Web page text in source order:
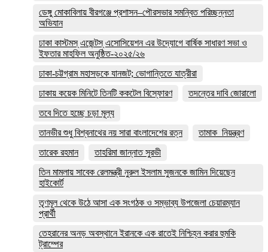
ডেঙ্গু মোকাবিলায় বীরগঞ্জে প্রশাসন–পৌরসভার সমন্বিত পরিচ্ছন্নতা
অভিযান
ঢাকা কাস্টমস্ এজেন্টস্ এসোসিয়েশন এর উদ্যোগে বার্ষিক সাধারণ সভা ও
ইফতার মাহফিল অনুষ্ঠিত-২০২৫/২৬
ঢাকা-চট্টগ্রাম মহাসড়কে যানজট; ভোগান্তিতে যাত্রীরা
ঢাকায় কয়েক মিনিটে তিনটি ককটেল বিস্ফোরণ
তদন্তের দাবি জোরালো
তবে দিতে হচ্ছে চড়া মূল্য
তানভীর শুধু বিশ্বনাথের নয় সারা বাংলাদেশের রত্ন
তামাক_নিয়ন্ত্রণ
তারেক রহমান
তাহরিমা জান্নাত সুরভী
তিন মামলায় সাবেক রেলমন্ত্রী নুরুল ইসলাম সুজনকে জামিন দিয়েছেন
হাইকোর্ট
তৃণমূল থেকে উঠে আসা এক সংগঠক ও সম্ভাব্য উপজেলা চেয়ারম্যান
প্রার্থী
তেহরানের অনড় অবস্থানে ইরানকে এক রাতেই নিশ্চিহ্ন করার হুমকি
ট্রাম্পের